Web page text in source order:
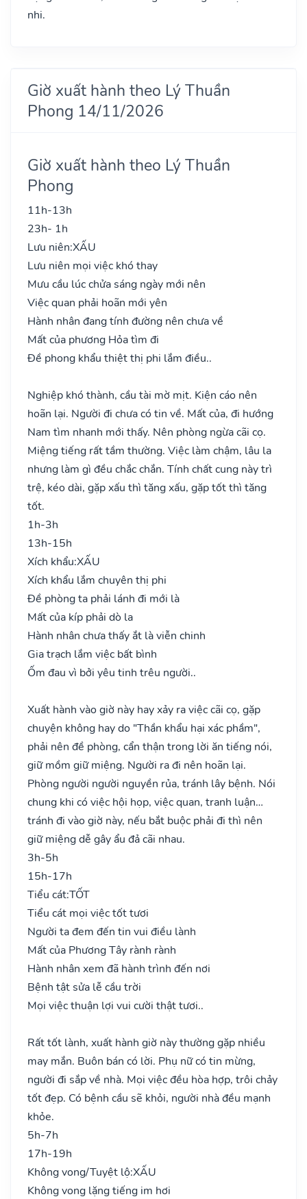
nhi.
Giờ xuất hành theo Lý Thuần
Phong 14/11/2026
Giờ xuất hành theo Lý Thuần
Phong
11h-13h
23h- 1h
Lưu niên:XẤU
Lưu niên mọi việc khó thay
Mưu cầu lúc chửa sáng ngày mới nên
Việc quan phải hoãn mới yên
Hành nhân đang tính đường nên chưa về
Mất của phương Hỏa tìm đi
Đề phong khẩu thiệt thị phi lắm điều..
Nghiệp khó thành, cầu tài mờ mịt. Kiện cáo nên
hoãn lại. Người đi chưa có tin về. Mất của, đi hướng
Nam tìm nhanh mới thấy. Nên phòng ngừa cãi cọ.
Miệng tiếng rất tầm thường. Việc làm chậm, lâu la
nhưng làm gì đều chắc chắn. Tính chất cung này trì
trệ, kéo dài, gặp xấu thì tăng xấu, gặp tốt thì tăng
tốt.
1h-3h
13h-15h
Xích khẩu:XẤU
Xích khẩu lắm chuyên thị phi
Đề phòng ta phải lánh đi mới là
Mất của kíp phải dò la
Hành nhân chưa thấy ắt là viễn chinh
Gia trạch lắm việc bất bình
Ốm đau vì bởi yêu tinh trêu người..
Xuất hành vào giờ này hay xảy ra việc cãi cọ, gặp
chuyện không hay do "Thần khẩu hại xác phầm",
phải nên đề phòng, cẩn thận trong lời ăn tiếng nói,
giữ mồm giữ miệng. Người ra đi nên hoãn lại.
Phòng người người nguyền rủa, tránh lây bệnh. Nói
chung khi có việc hội họp, việc quan, tranh luận…
tránh đi vào giờ này, nếu bắt buộc phải đi thì nên
giữ miệng dễ gây ẩu đả cãi nhau.
3h-5h
15h-17h
Tiểu cát:TỐT
Tiểu cát mọi việc tốt tươi
Người ta đem đến tin vui điều lành
Mất của Phương Tây rành rành
Hành nhân xem đã hành trình đến nơi
Bệnh tật sửa lễ cầu trời
Mọi việc thuận lợi vui cười thật tươi..
Rất tốt lành, xuất hành giờ này thường gặp nhiều
may mắn. Buôn bán có lời. Phụ nữ có tin mừng,
người đi sắp về nhà. Mọi việc đều hòa hợp, trôi chảy
tốt đẹp. Có bệnh cầu sẽ khỏi, người nhà đều mạnh
khỏe.
5h-7h
17h-19h
Không vong/Tuyệt lộ:XẤU
Không vong lặng tiếng im hơi